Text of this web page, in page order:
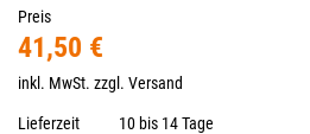
Preis
41,50 €
inkl. MwSt. zzgl. Versand
Lieferzeit 10 bis 14 Tage